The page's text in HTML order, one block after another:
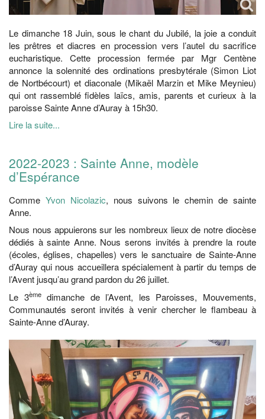
Le dimanche 18 Juin, sous le chant du Jubilé, la joie a conduit
les prêtres et diacres en procession vers l’autel du sacrifice
eucharistique. Cette procession fermée par Mgr Centène
annonce la solennité des ordinations presbytérale (Simon Liot
de Nortbécourt) et diaconale (Mikaël Marzin et Mike Meynieu)
qui ont rassemblé fidèles laïcs, amis, parents et curieux à la
paroisse Sainte Anne d’Auray à 15h30.
Lire la suite...
2022-2023 : Sainte Anne, modèle
d’Espérance
Comme Yvon Nicolazic, nous suivons le chemin de sainte
Anne.
Nous nous appuierons sur les nombreux lieux de notre diocèse
dédiés à sainte Anne. Nous serons invités à prendre la route
(écoles, églises, chapelles) vers le sanctuaire de Sainte-Anne
d’Auray qui nous accueillera spécialement à partir du temps de
l’Avent jusqu’au grand pardon du 26 juillet.
Le 3èmedimanche de l’Avent, les Paroisses, Mouvements,
Communautés seront invités à venir chercher le flambeau à
Sainte-Anne d’Auray.